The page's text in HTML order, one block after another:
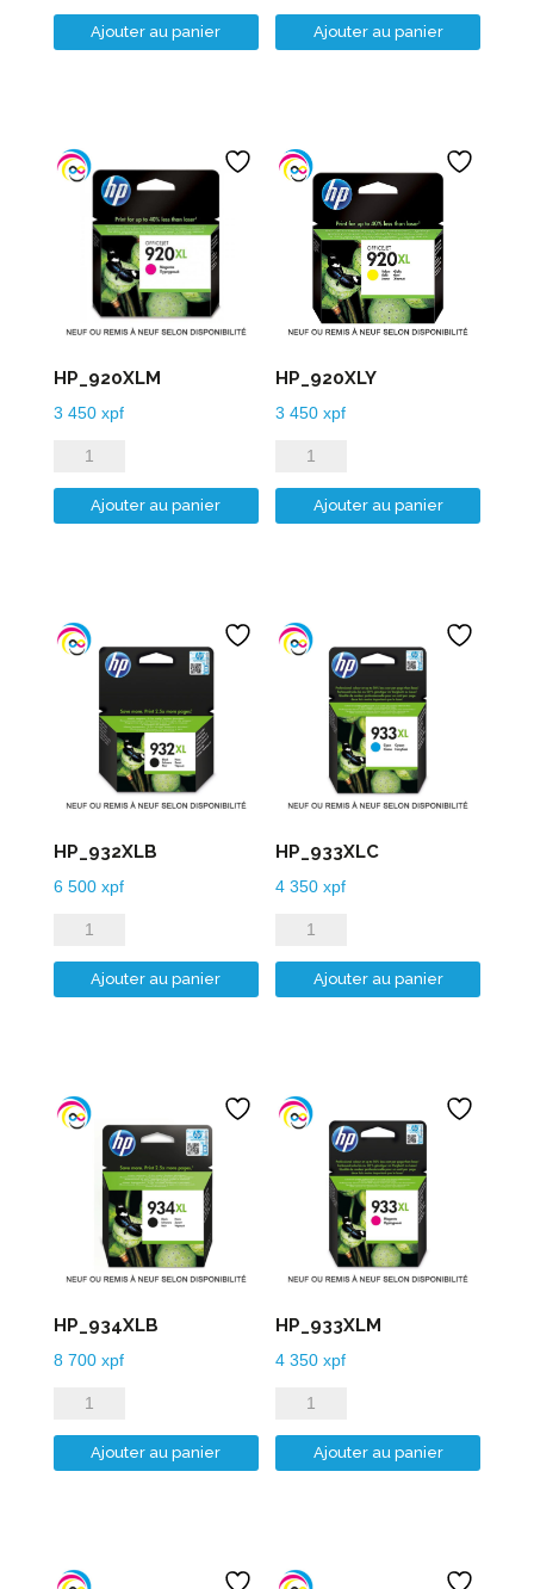
de
HP_920XLB
Ajouter au panier
de
HP_920XLC
Ajouter au panier
HP_920XLM
3 450 xpf
quantité
de
HP_920XLM
Ajouter au panier
HP_920XLY
3 450xpf
quantité
de
HP_920XLY
Ajouter au panier
HP_932XLB
6 500 xpf
quantité
de
HP_932XLB
Ajouter au panier
HP_933XLC
4 350xpf
quantité
de
HP_933XLC
Ajouter au panier
HP_934XLB
8 700 xpf
quantité
de
HP_934XLB
Ajouter au panier
HP_933XLM
4 350xpf
quantité
de
HP_933XLM
Ajouter au panier